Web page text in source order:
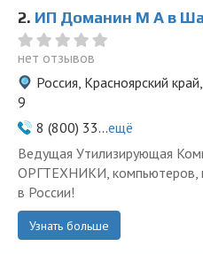
2. ИП Доманин М А в Шарыпово -
нет отзывов
Россия, Красноярский
9
8 (800) 33...ещё
Ведущая Утилизирующая
ОРГТЕХНИКИ, компьютеров,
в России!
Узнать больше